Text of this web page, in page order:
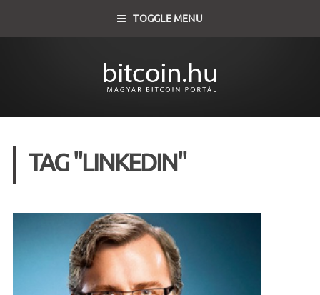
TOGGLE MENU
TAG "LINKEDIN"